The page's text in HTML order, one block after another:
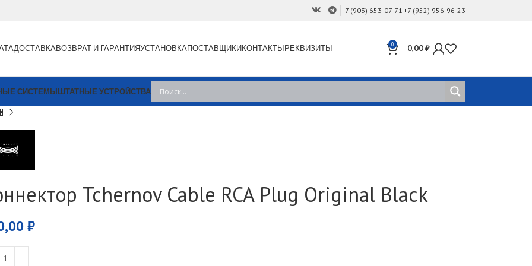
+7 (903) 653-07-71 +7 (952) 956-96-23
ДОСТАВКАВОЗВРАТ И ГАРАНТИЯУСТАНОВКАПОСТАВЩИКИКОНТАКТЫРЕКВИЗИТЫ 0 0,00₽
СИСТЕМЫШТАТНЫЕ УСТРОЙСТВА
Tchernov Cable RCA Plug Original Black
₽